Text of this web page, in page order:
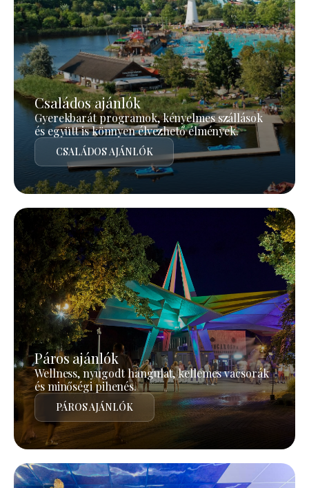
Családos ajánlók
Gyerekbarát programok, kényelmes szállások
és együtt is könnyen élvezhető élmények.
CSALÁDOS AJÁNLÓK
Páros ajánlók
Wellness, nyugodt hangulat, kellemes vacsorák
és minőségi pihenés.
PÁROS AJÁNLÓK